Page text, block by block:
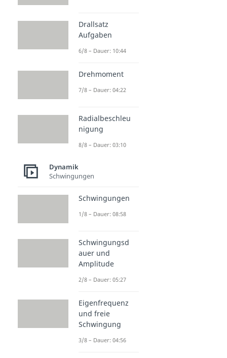
Drallsatz
Aufgaben
6/8 – Dauer: 10:44
Drehmoment
7/8 – Dauer: 04:22
Radialbeschleu
nigung
8/8 – Dauer: 03:10
Dynamik
Schwingungen
Schwingungen
1/8 – Dauer: 08:58
Schwingungsd
auer und
Amplitude
2/8 – Dauer: 05:27
Eigenfrequenz
und freie
Schwingung
3/8 – Dauer: 04:56